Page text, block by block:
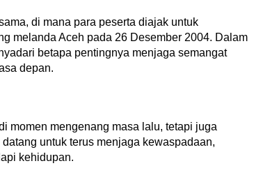
di mana para peserta diajak untuk
melanda Aceh pada 26 Desember 2004. Dalam
betapa pentingnya menjaga semangat
depan.
momen mengenang masa lalu, tetapi juga
untuk terus menjaga kewaspadaan,
kehidupan.